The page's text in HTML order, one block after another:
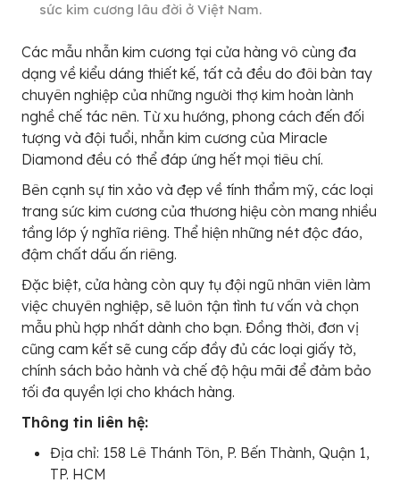
sức kim cương lâu đời ở Việt Nam.
Các mẫu nhẫn kim cương tại cửa hàng vô cùng đa
dạng về kiểu dáng thiết kế, tất cả đều do đôi bàn tay
chuyên nghiệp của những người thợ kim hoàn lành
nghề chế tác nên. Từ xu hướng, phong cách đến đối
tượng và đội tuổi, nhẫn kim cương của Miracle
Diamond đều có thể đáp ứng hết mọi tiêu chí.
Bên cạnh sự tin xảo và đẹp về tính thẩm mỹ, các loại
trang sức kim cương của thương hiệu còn mang nhiều
tầng lớp ý nghĩa riêng. Thể hiện những nét độc đáo,
đậm chất dấu ấn riêng.
Đặc biệt, cửa hàng còn quy tụ đội ngũ nhân viên làm
việc chuyên nghiệp, sẽ luôn tận tình tư vấn và chọn
mẫu phù hợp nhất dành cho bạn. Đồng thời, đơn vị
cũng cam kết sẽ cung cấp đầy đủ các loại giấy tờ,
chính sách bảo hành và chế độ hậu mãi để đảm bảo
tối đa quyền lợi cho khách hàng.
Thông tin liên hệ:
Địa chỉ: 158 Lê Thánh Tôn, P. Bến Thành, Quận 1,
TP. HCM